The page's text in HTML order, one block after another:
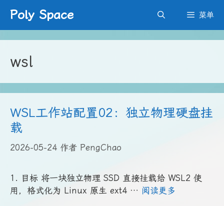
内
容
Poly Space 菜单
wsl
WSL工作站配置02：独立物理硬盘挂
载
2026-05-24 作者 PengChao
1. 目标 将一块独立物理 SSD 直接挂载给 WSL2 使
用，格式化为 Linux 原生 ext4 … 阅读更多